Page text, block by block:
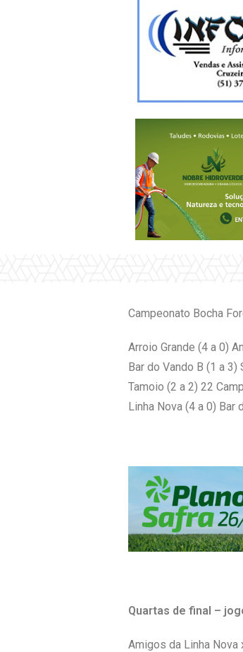
Campeonato Bocha
Arroio Grande (4 a 0)
Bar do Vando B (1 a 3)
Tamoio (2 a 2) 22
Linha Nova (4 a 0) Bar
Quartas de final –
Amigos da Linha Nova